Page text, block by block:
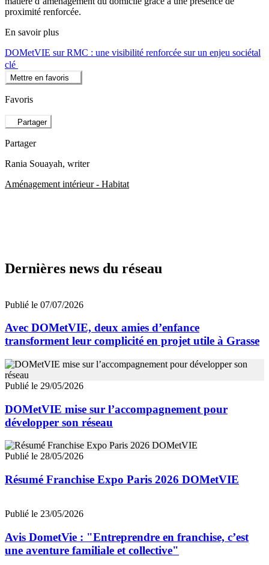
proximité renforcée.
En savoir plus
DOMetVIE sur RMC : une visibilité renforcée sur un enjeu sociétal
clé
Mettre en favoris
Favoris
Partager
Partager
Rania Souayah, writer
Aménagement intérieur - Habitat
Dernières news du réseau
Publié le 07/07/2026
Avec DOMetVIE, deux amies d’enfance
transforment leur complicité en projet utile à Grasse
Publié le 29/05/2026
DOMetVIE mise sur l’accompagnement pour
développer son réseau
Publié le 28/05/2026
Résumé Franchise Expo Paris 2026 DOMetVIE
Publié le 23/05/2026
Avis DometVie : "Entreprendre en franchise, c’est
une aventure familiale et collective"